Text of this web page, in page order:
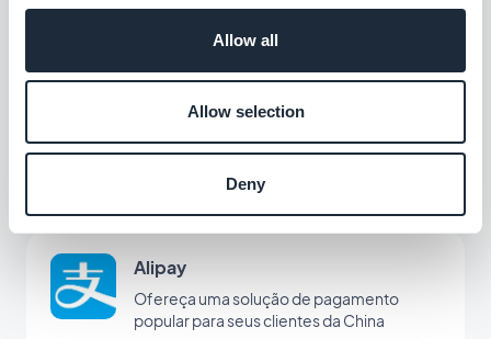
Allow all
Allow selection
Deny
Klarna
Aumente as vendas com uma opção de
pagamento Compre Agora e Pague
Alipay
Ofereça uma solução de pagamento
popular para seus clientes da China